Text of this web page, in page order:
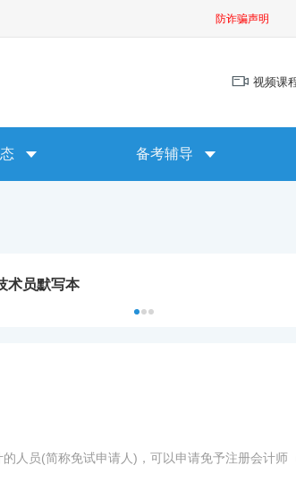
防诈骗声明
视频课
备考辅导
术员默写本
人员(简称免试申请人)，可以申请免予注册会计师